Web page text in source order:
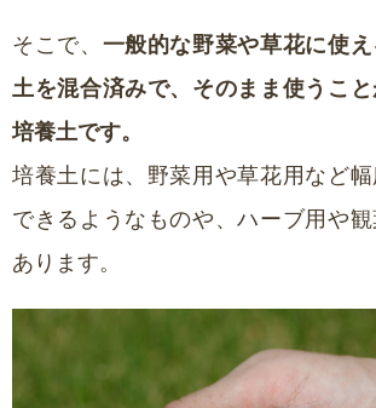
そこで、 一般的な野菜や草花に使
土を混合済みで、そのまま使うこと
培養土です。
培養土には、野菜用や草花用など
できるようなものや、ハーブ用や
あります。